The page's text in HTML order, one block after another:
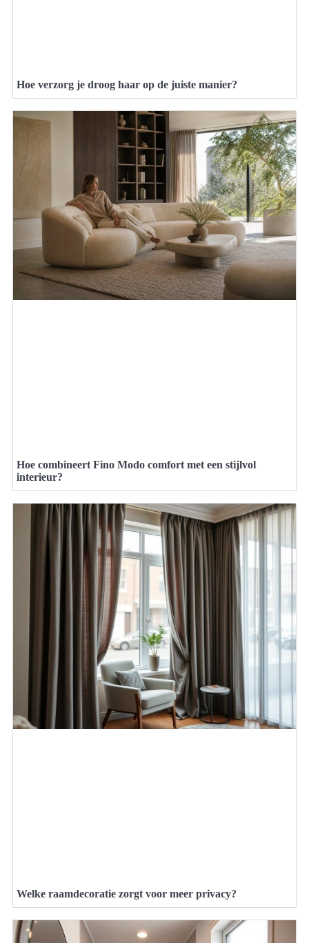
Hoe verzorg je droog haar op de juiste manier?
Hoe combineert Fino Modo comfort met een stijlvol
interieur?
Welke raamdecoratie zorgt voor meer privacy?